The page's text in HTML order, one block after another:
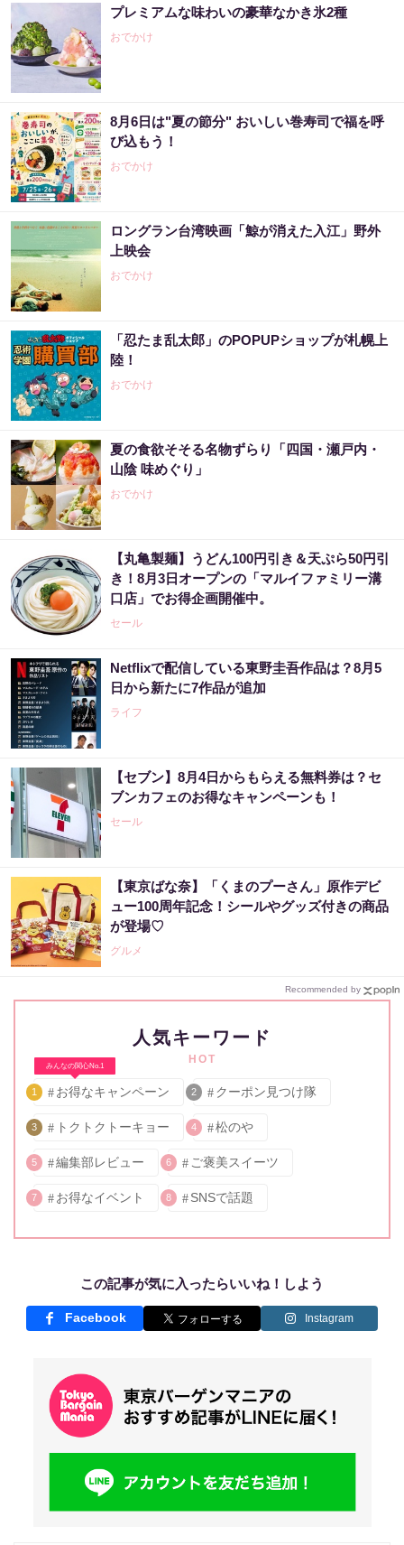
プレミアムな味わいの豪華なかき氷2種
おでかけ
8月6日は"夏の節分" おいしい巻寿司で福を呼
び込もう！
おでかけ
ロングラン台湾映画「鯨が消えた入江」野外
上映会
おでかけ
「忍たま乱太郎」のPOPUPショップが札幌上
陸！
おでかけ
夏の食欲そそる名物ずらり「四国・瀬戸内・
山陰 味めぐり」
おでかけ
【丸亀製麺】うどん100円引き＆天ぷら50円引
き！8月3日オープンの「マルイファミリー溝
口店」でお得企画開催中。
セール
Netflixで配信している東野圭吾作品は？8月5
日から新たに7作品が追加
ライフ
【セブン】8月4日からもらえる無料券は？セ
ブンカフェのお得なキャンペーンも！
セール
【東京ばな奈】「くまのプーさん」原作デビ
ュー100周年記念！シールやグッズ付きの商品
が登場♡
グルメ
Recommended by
人気キーワード
HOT
みんなの関心No.1
1 お得なキャンペーン 2 クーポン見つけ隊
3 トクトクトーキョー 4 松のや
5 編集部レビュー 6 ご褒美スイーツ
7 お得なイベント 8 SNSで話題
この記事が気に入ったらいいね！しよう
Facebook Instagram